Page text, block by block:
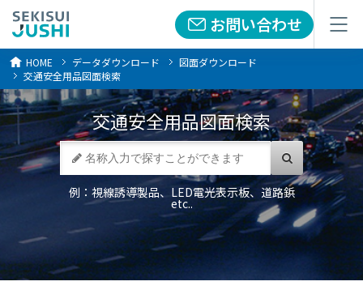
お問い合わせ
メニュー お問い合わせ
メニュー
HOME データダウンロード
図面ダウンロード
交通安全用品図面検索
交通安全用品図面検索
例：視線誘導製品、LED電光表示板、道路鋲
etc..